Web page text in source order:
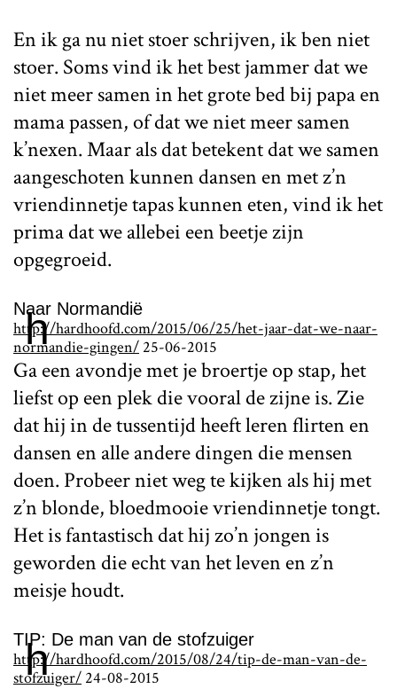
En ik ga nu niet stoer schrijven, ik ben niet
stoer. Soms vind ik het best jammer dat we
niet meer samen in het grote bed bij papa en
mama passen, of dat we niet meer samen
k’nexen. Maar als dat betekent dat we samen
aangeschoten kunnen dansen en met z’n
vriendinnetje tapas kunnen eten, vind ik het
prima dat we allebei een beetje zijn
opgegroeid.
h
Naar Normandië
http://hardhoofd.com/2015/06/25/het-jaar-dat-we-naar-
normandie-gingen/ 25-06-2015
Ga een avondje met je broertje op stap, het
liefst op een plek die vooral de zijne is. Zie
dat hij in de tussentijd heeft leren flirten en
dansen en alle andere dingen die mensen
doen. Probeer niet weg te kijken als hij met
z’n blonde, bloedmooie vriendinnetje tongt.
Het is fantastisch dat hij zo’n jongen is
geworden die echt van het leven en z’n
meisje houdt.
h
TIP: De man van de stofzuiger
http://hardhoofd.com/2015/08/24/tip-de-man-van-de-
stofzuiger/ 24-08-2015